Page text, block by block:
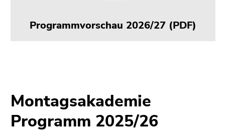
8)
Suche
Programmvorschau 2026/27 (PDF)
Montagsakademie
Programm 2025/26